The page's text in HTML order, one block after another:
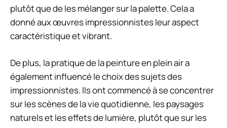
plutôt que de les mélanger sur la palette. Cela a
donné aux œuvres impressionnistes leur aspect
caractéristique et vibrant.
De plus, la pratique de la peinture en plein air a
également influencé le choix des sujets des
impressionnistes. Ils ont commencé à se concentrer
sur les scènes de la vie quotidienne, les paysages
naturels et les effets de lumière, plutôt que sur les